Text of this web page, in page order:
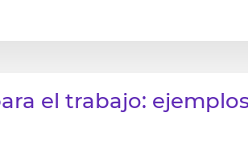
el trabajo: